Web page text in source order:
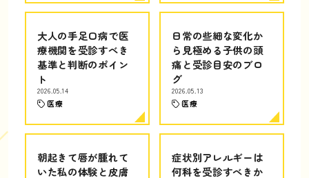
大人の手足口病で医
療機関を受診すべき
基準と判断のポイン
ト
2026.05.14
医療
日常の些細な変化か
ら見極める子供の頭
痛と受診目安のブロ
グ
2026.05.13
医療
朝起きて唇が腫れて
いた私の体験と皮膚
症状別アレルギーは
何科を受診すべきか